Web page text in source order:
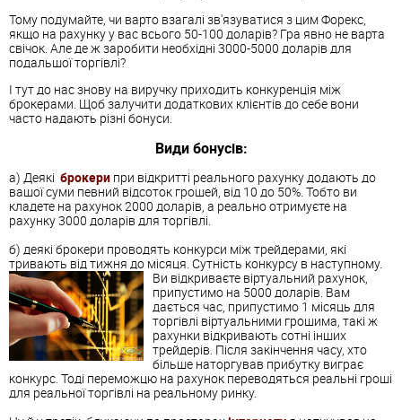
Тому подумайте, чи варто взагалі зв'язуватися з цим Форекс,
якщо на рахунку у вас всього 50-100 доларів? Гра явно не варта
свічок. Але де ж заробити необхідні 3000-5000 доларів для
подальшої торгівлі?
І тут до нас знову на виручку приходить конкуренція між
брокерами. Щоб залучити додаткових клієнтів до себе вони
часто надають різні бонуси.
Види бонусів:
а) Деякі брокери при відкритті реального рахунку додають до
вашої суми певний відсоток грошей, від 10 до 50%. Тобто ви
кладете на рахунок 2000 доларів, а реально отримуєте на
рахунку 3000 доларів для торгівлі.
б) деякі брокери проводять конкурси між трейдерами, які
тривають від тижня до місяця. Сутність конкурсу в наступному.
Ви відкриваєте віртуальний рахунок,
припустимо на 5000 доларів. Вам
дається час, припустимо 1 місяць для
торгівлі віртуальними грошима, такі ж
рахунки відкривають сотні інших
трейдерів. Після закінчення часу, хто
більше наторгував прибутку виграє
конкурс. Тоді переможцю на рахунок переводяться реальні гроші
для реальної торгівлі на реальному ринку.